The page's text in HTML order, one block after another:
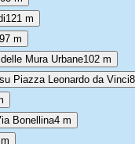
121 m
m
Mura Urbane102 m
Piazza Leonardo da Vinci
Bonellina4 m